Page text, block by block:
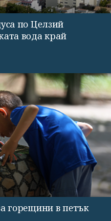
по Целзий
вода край
горещини в петък